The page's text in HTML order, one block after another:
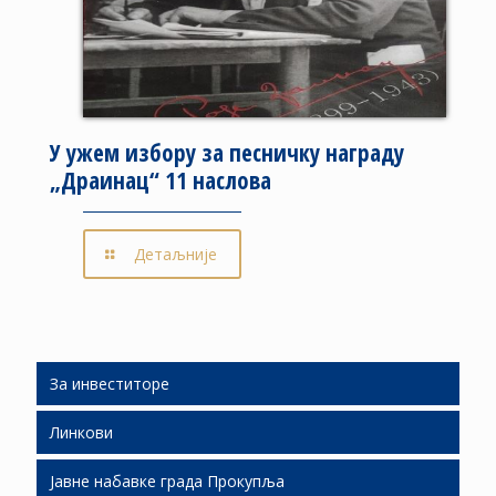
У ужем избору за песничку награду
„Драинац“ 11 наслова
Детаљније
За инвеститоре
Људски ресурси
Подршка инвестиционим улагањима
Линкови
Јавне набавке града Прокупља